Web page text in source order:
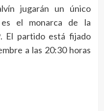
jugarán un único
el monarca de la
El partido está fijado
a las 20:30 horas